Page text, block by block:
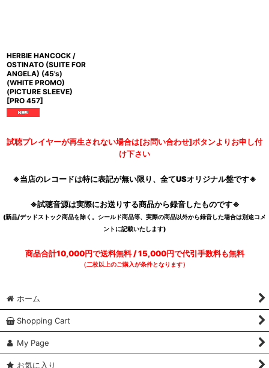
HERBIE HANCOCK /
OSTINATO (SUITE FOR
ANGELA) (45's)
(WHITE PROMO)
(PICTURE SLEEVE)
[PRO 457]
試聴プレイヤーが再生されない場合は[お問い合わせ]ボタンよりお申し付
け下さい
※当店のレコードは特に表記が無い限り、全てUSオリジナル盤です※
※試聴音源は実際にお送りする商品から録音したものです※
(新品/デッドストック商品を除く。シールド商品等、実際の商品以外から録音した場合は別途コメ
ントに記載いたします)
商品合計10,000円で送料無料 / 15,000円で代引手数料も無料
（二枚以上のご購入が条件となります）
ホーム
Shopping Cart
My Page
お気に入り